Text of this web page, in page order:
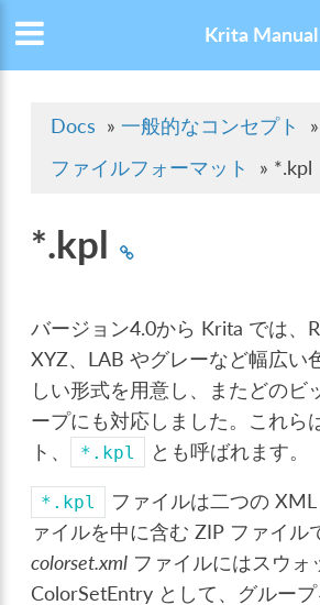
Krita Manual
Docs » 一般的なコンセプト
»
ファイルフォーマット
» *.kpl
*.kpl
バージョン4.0から Krita では、
XYZ、LAB やグレーなど幅広い
しい形式を用意し、またどのビ
ープにも対応しました。これら
ト、
*.kpl とも呼ばれます。
*.kpl
ファイルは二つの
ァイルを中に含む ZIP ファイル
colorset.xml ファイルにはスウォ
ColorSetEntry として、グルー